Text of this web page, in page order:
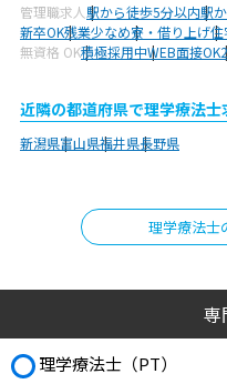
管理職求人駅から徒歩5分以内駅
新卒OK残業少なめ寮・借り上げ住
無資格 OK積極採用中WEB面接OK
近隣の都道府県で理学療法
新潟県富山県福井県長野県
理学療法士
専
理学療法士（PT）